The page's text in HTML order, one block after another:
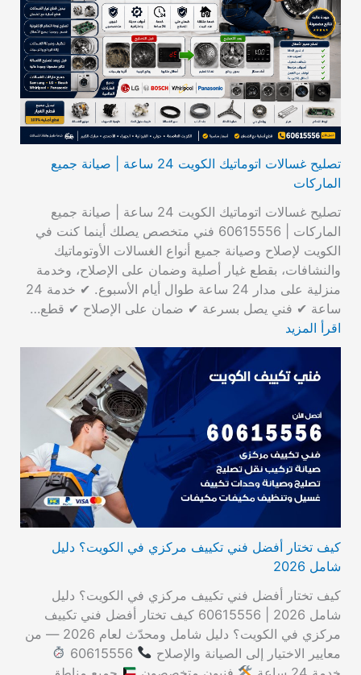
تصليح غسالات اتوماتيك الكويت 24 ساعة | صيانة جميع
الماركات
تصليح غسالات اتوماتيك الكويت 24 ساعة | صيانة جميع
الماركات | 60615556 فني متخصص يصلك أينما كنت في
الكويت لإصلاح وصيانة جميع أنواع الغسالات الأوتوماتيك
والنشافات، بقطع غيار أصلية وضمان على الإصلاح، وخدمة
منزلية على مدار 24 ساعة طوال أيام الأسبوع. ✔ خدمة 24
ساعة ✔ فني يصل بسرعة ✔ ضمان على الإصلاح ✔ قطع…
اقرأ المزيد
كيف تختار أفضل فني تكييف مركزي في الكويت؟ دليل
شامل 2026
كيف تختار أفضل فني تكييف مركزي في الكويت؟ دليل
شامل 2026 | 60615556 كيف تختار أفضل فني تكييف
مركزي في الكويت؟ دليل شامل ومحدّث لعام 2026 — من
معايير الاختيار إلى الصيانة والإصلاح